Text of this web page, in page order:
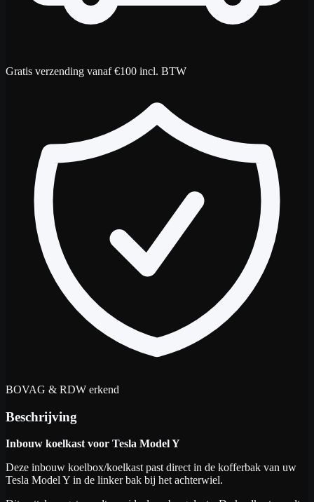
Gratis verzending vanaf €100 incl. BTW
BOVAG & RDW erkend
Beschrijving
Inbouw koelkast voor Tesla Model Y
Deze inbouw koelbox/koelkast past direct in de kofferbak van uw
Tesla Model Y in de linker bak bij het achterwiel.